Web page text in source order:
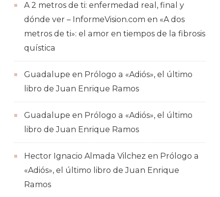
A 2 metros de ti: enfermedad real, final y
dónde ver – InformeVision.com en «A dos
metros de ti»: el amor en tiempos de la fibrosis
quística
Guadalupe en Prólogo a «Adiós», el último
libro de Juan Enrique Ramos
Guadalupe en Prólogo a «Adiós», el último
libro de Juan Enrique Ramos
Hector Ignacio Almada Vilchez en Prólogo a
«Adiós», el último libro de Juan Enrique
Ramos